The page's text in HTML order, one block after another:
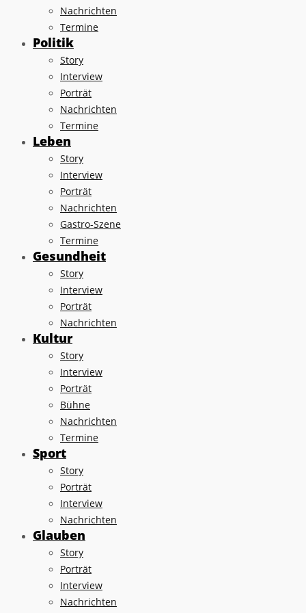
Nachrichten
Termine
Politik
Story
Interview
Porträt
Nachrichten
Termine
Leben
Story
Interview
Porträt
Nachrichten
Gastro-Szene
Termine
Gesundheit
Story
Interview
Porträt
Nachrichten
Kultur
Story
Interview
Porträt
Bühne
Nachrichten
Termine
Sport
Story
Porträt
Interview
Nachrichten
Glauben
Story
Porträt
Interview
Nachrichten